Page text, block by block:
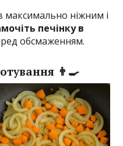
ніжним і
печінку в
обсмаженням.
👨‍🍳